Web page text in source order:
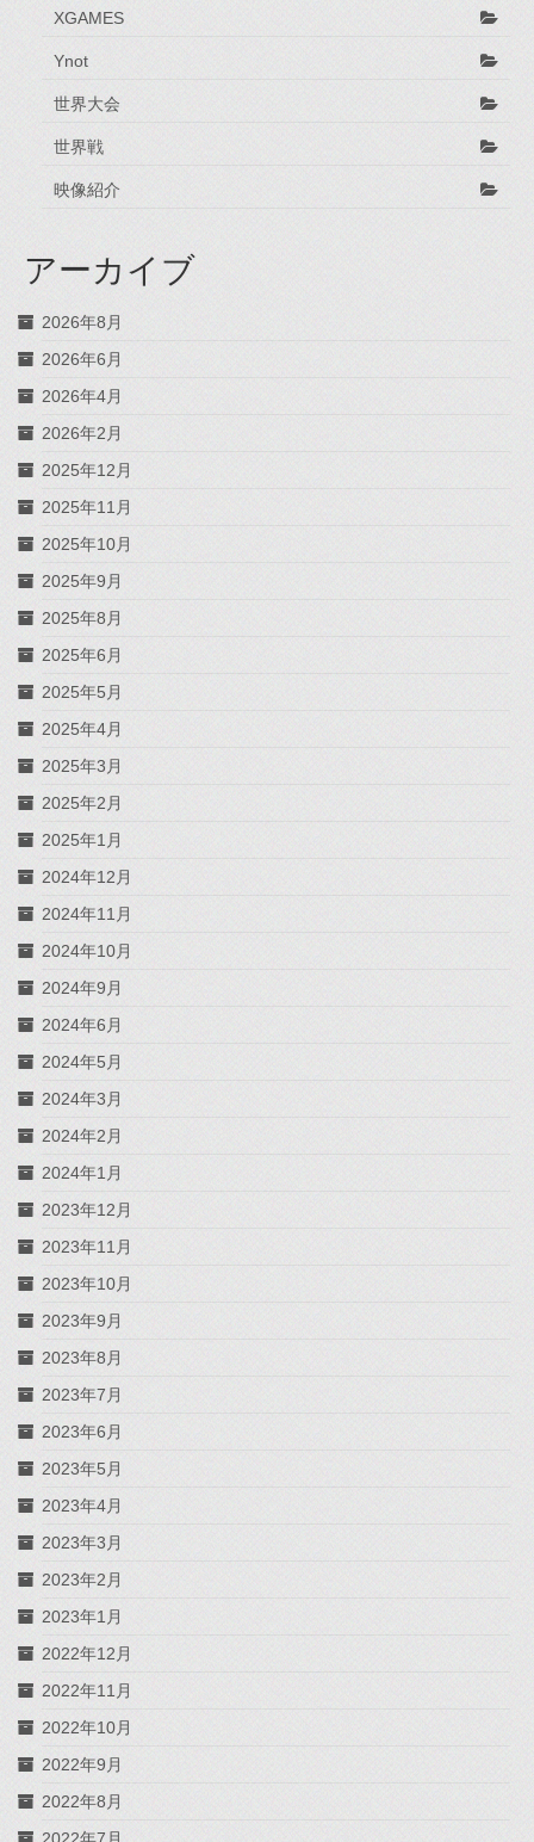
XGAMES
Ynot
世界大会
世界戦
映像紹介
アーカイブ
2026年8月
2026年6月
2026年4月
2026年2月
2025年12月
2025年11月
2025年10月
2025年9月
2025年8月
2025年6月
2025年5月
2025年4月
2025年3月
2025年2月
2025年1月
2024年12月
2024年11月
2024年10月
2024年9月
2024年6月
2024年5月
2024年3月
2024年2月
2024年1月
2023年12月
2023年11月
2023年10月
2023年9月
2023年8月
2023年7月
2023年6月
2023年5月
2023年4月
2023年3月
2023年2月
2023年1月
2022年12月
2022年11月
2022年10月
2022年9月
2022年8月
2022年7月